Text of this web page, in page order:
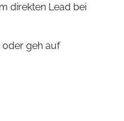
direkten Lead bei
oder geh auf